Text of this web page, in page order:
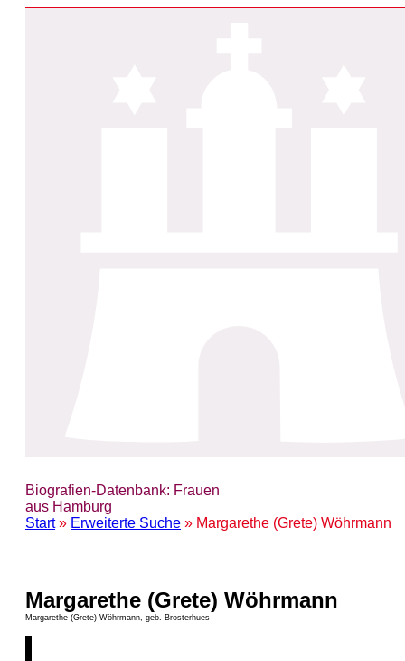
Biografien-Datenbank: Frauen
aus Hamburg
Start» Erweiterte Suche » Margarethe (Grete) Wöhrmann
Margarethe (Grete) Wöhrmann
Margarethe (Grete) Wöhrmann, geb. Brosterhues